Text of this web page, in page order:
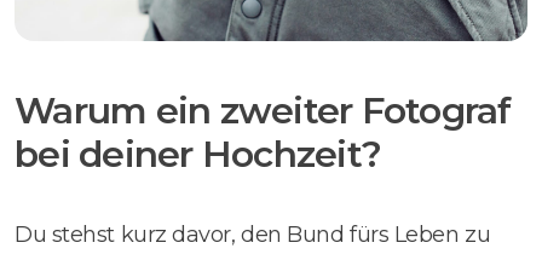
Warum ein zweiter Fotograf
bei deiner Hochzeit?
Du stehst kurz davor, den Bund fürs Leben zu